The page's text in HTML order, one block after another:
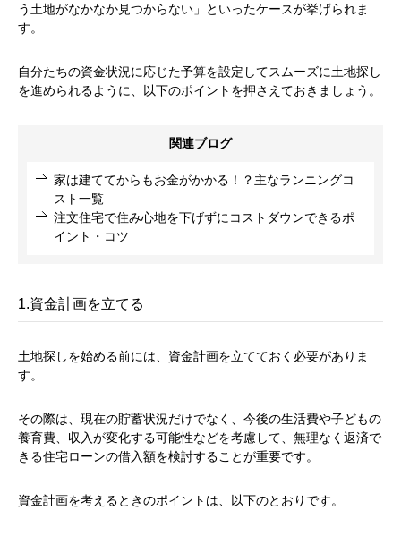
う土地がなかなか見つからない」といったケースが挙げられま
す。
自分たちの資金状況に応じた予算を設定してスムーズに土地探し
を進められるように、以下のポイントを押さえておきましょう。
関連ブログ
家は建ててからもお金がかかる！？主なランニングコ
スト一覧
注文住宅で住み心地を下げずにコストダウンできるポ
イント・コツ
1.資金計画を立てる
土地探しを始める前には、資金計画を立てておく必要がありま
す。
その際は、現在の貯蓄状況だけでなく、今後の生活費や子どもの
養育費、収入が変化する可能性などを考慮して、無理なく返済で
きる住宅ローンの借入額を検討することが重要です。
資金計画を考えるときのポイントは、以下のとおりです。